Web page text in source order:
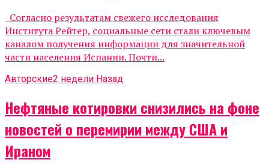
Согласно результатам свежего исследования
Института Рейтер, социальные сети стали ключевым
каналом получения информации для значительной
части населения Испании. Почти...
Авторские2 недели Назад
Нефтяные котировки снизились на фоне
новостей о перемирии между США и
Ираном